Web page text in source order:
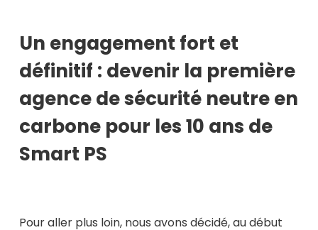
Un engagement fort et
définitif : devenir la première
agence de sécurité neutre en
carbone pour les 10 ans de
Smart PS
Pour aller plus loin, nous avons décidé, au début